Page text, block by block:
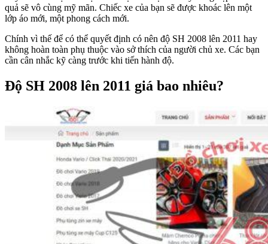
quả sẽ vô cùng mỹ mãn. Chiếc xe của bạn sẽ được khoác lên một
lớp áo mới, một phong cách mới.
Chính vì thế để có thể quyết định có nên độ SH 2008 lên 2011 hay
không hoàn toàn phụ thuộc vào sở thích của người chủ xe. Các bạn
cần cân nhắc kỹ càng trước khi tiến hành độ.
Độ SH 2008 lên 2011 giá bao nhiêu?